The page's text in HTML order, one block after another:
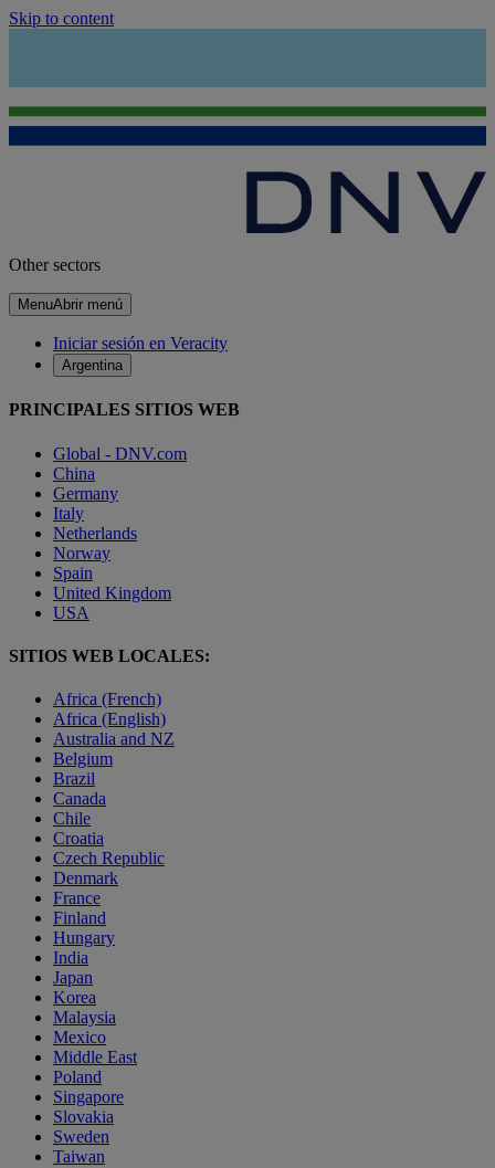
Skip to content
Other sectors
MenuAbrir menú
Iniciar sesión en Veracity
Argentina
PRINCIPALES SITIOS WEB
Global - DNV.com
China
Germany
Italy
Netherlands
Norway
Spain
United Kingdom
USA
SITIOS WEB LOCALES:
Africa (French)
Africa (English)
Australia and NZ
Belgium
Brazil
Canada
Chile
Croatia
Czech Republic
Denmark
France
Finland
Hungary
India
Japan
Korea
Malaysia
Mexico
Middle East
Poland
Singapore
Slovakia
Sweden
Taiwan